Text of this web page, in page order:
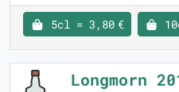
5cl = 3,80 €
Longmorn